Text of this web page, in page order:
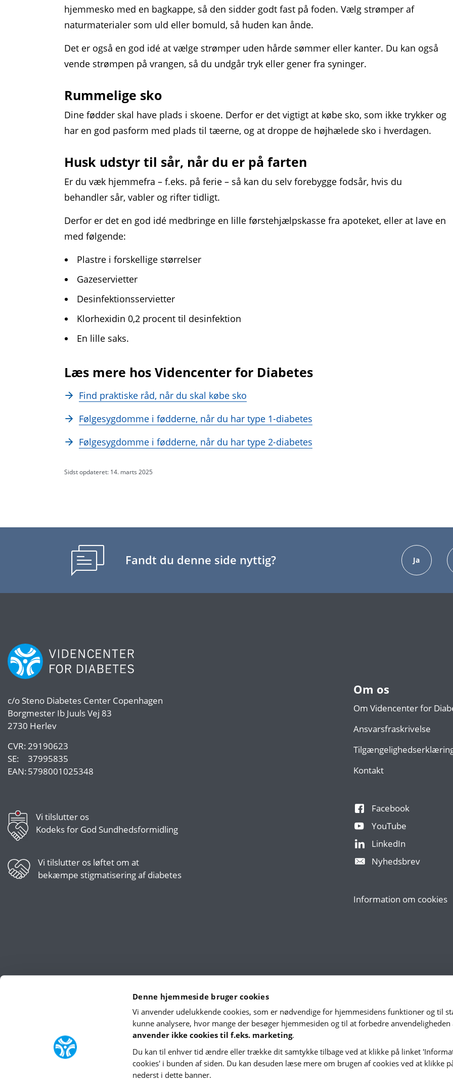
Denne hjemmeside bruger cookies
Vi anvender udelukkende cookies, som er nødvendige for hjemme­sidens funktioner og til
kunne analysere, hvor mange der besøger hjemme­siden og til at forbedre
anvender ikke cookies til f.eks. marketing.
Du kan til enhver tid ændre eller trække dit samtykke tilbage ved at klikke på linket
cookies' i bunden af siden. Du kan desuden læse mere om brugen af cookies ved at klikke
nederst i dette banner.
hjemmesko med en bagkappe, så den sidder godt fast på foden. Vælg strømper af
naturmaterialer som uld eller bomuld, så huden kan ånde.
Det er også en god idé at vælge strømper uden hårde sømmer eller kanter. Du kan også
vende strømpen på vrangen, så du undgår tryk eller gener fra syninger.
Rummelige sko
Dine fødder skal have plads i skoene. Derfor er det vigtigt at købe sko, som ikke trykker og
har en god pasform med plads til tæerne, og at droppe de højhælede sko i hverdagen.
Husk udstyr til sår, når du er på farten
Er du væk hjemmefra – f.eks. på ferie – så kan du selv forebygge fodsår, hvis du
behandler sår, vabler og rifter tidligt.
Derfor er det en god idé medbringe en lille førstehjælpskasse fra apoteket, eller at lave en
med følgende:
Plastre i forskellige størrelser
Gazeservietter
Desinfektionsservietter
Klorhexidin 0,2 procent til desinfektion
En lille saks.
Læs mere hos Videncenter for Diabetes
Find praktiske råd, når du skal købe sko
Følgesygdomme i fødderne, når du har type 1-diabetes
Følgesygdomme i fødderne, når du har type 2-diabetes
Sidst opdateret: 14. marts 2025
Fandt du denne side nyttig? Ja
c/o Steno Diabetes Center Copenhagen
Borgmester Ib Juuls Vej 83
2730 Herlev
CVR:29190623
SE:
37995835
EAN:5798001025348
Vi tilslutter os
Kodeks for God Sundhedsformidling
Vi tilslutter os løftet om at
bekæmpe stigmatisering af diabetes
Om os
Om Videncenter for
Ansvarsfraskrivelse
Kontakt
Facebook
YouTube
LinkedIn
Nyhedsbrev
Information om cookies